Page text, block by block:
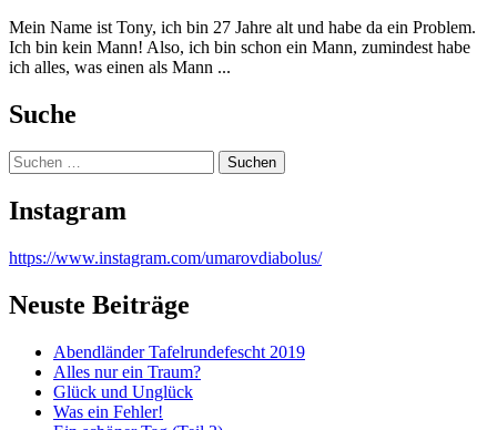
Mein Name ist Tony, ich bin 27 Jahre alt und habe da ein Problem.
Ich bin kein Mann! Also, ich bin schon ein Mann, zumindest habe
ich alles, was einen als Mann ...
Suche
Suchen
nach:
Instagram
https://www.instagram.com/umarovdiabolus/
Neuste Beiträge
Abendländer Tafelrundefescht 2019
Alles nur ein Traum?
Glück und Unglück
Was ein Fehler!